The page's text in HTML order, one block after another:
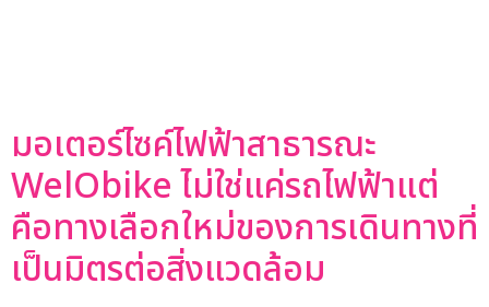
มอเตอร์ไซค์ไฟฟ้าสาธารณะ
WelObike ไม่ใช่แค่รถไฟฟ้าแต่
คือทางเลือกใหม่ของการเดินทางที่
เป็นมิตรต่อสิ่งแวดล้อม